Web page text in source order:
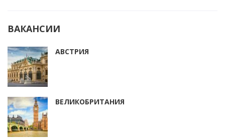
ВАКАНСИИ
АВСТРИЯ
ВЕЛИКОБРИТАНИЯ